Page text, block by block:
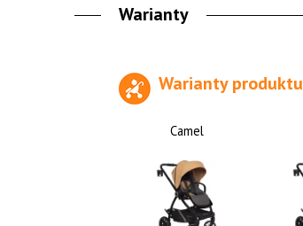
Warianty
Warianty produktu
Camel